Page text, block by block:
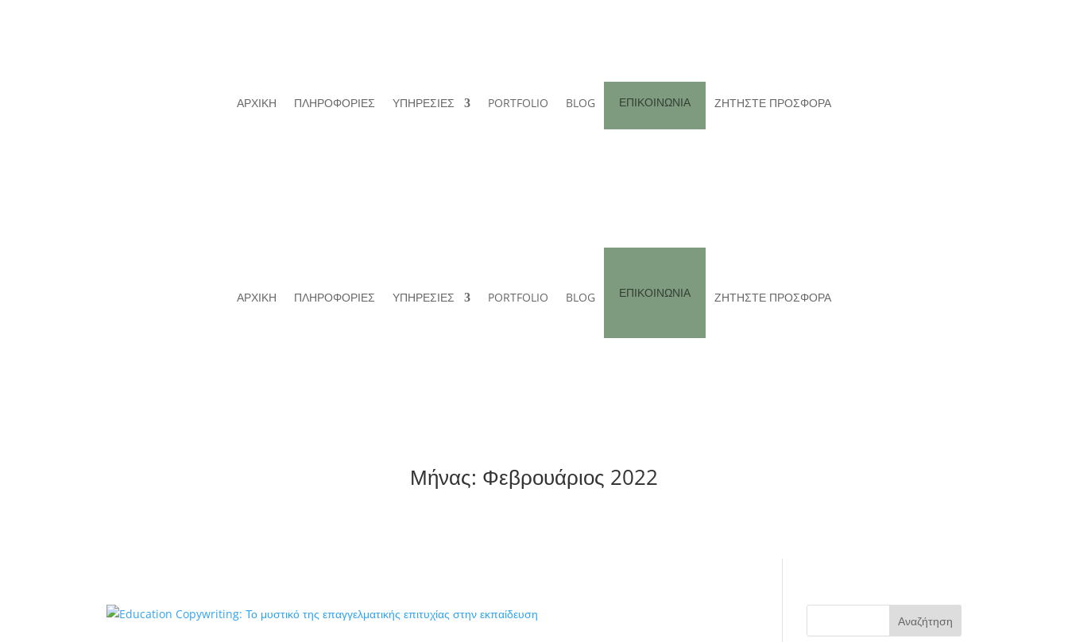
ΑΡΧΙΚΗ ΠΛΗΡΟΦΟΡΙΕΣ ΥΠΗΡΕΣΙΕΣ PORTFOLIO BLOG ΕΠΙΚΟΙΝΩΝΙΑ ΖΗΤΗΣΤΕ ΠΡΟΣΦΟΡΑ
ΑΡΧΙΚΗ ΠΛΗΡΟΦΟΡΙΕΣ ΥΠΗΡΕΣΙΕΣ PORTFOLIO BLOG ΕΠΙΚΟΙΝΩΝΙΑ ΖΗΤΗΣΤΕ ΠΡΟΣΦΟΡΑ
Μήνας: Φεβρουάριος 2022